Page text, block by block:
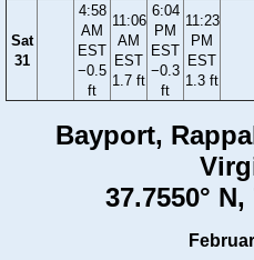
Sat
31
4:58
AM
EST
−0.5
ft
11:06
AM
EST
1.7 ft
6:04
PM
EST
−0.3
ft
11:23
PM
EST
1.3 ft
Bayport,
37.7550° N,